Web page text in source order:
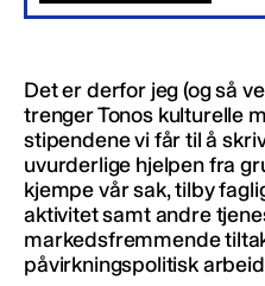
Det er derfor jeg (og så
trenger Tonos kulturelle
stipendene vi får til å
uvurderlige hjelpen fra
kjempe vår sak, tilby
aktivitet samt andre
markedsfremmende
påvirkningspolitisk